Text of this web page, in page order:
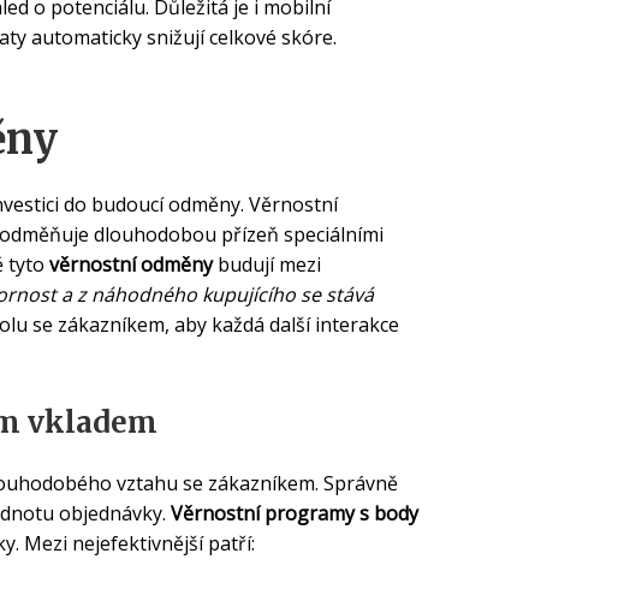
o potenciálu. Důležitá je i mobilní
automaticky snižují celkové skóre.
do budoucí odměny. Věrnostní
dlouhodobou přízeň speciálními
tyto věrnostní odměnybudují mezi
a z náhodného kupujícího se stává
se zákazníkem, aby každá další interakce
vkladem
vztahu se zákazníkem. Správně
objednávky. Věrnostní programy s body
Mezi nejefektivnější patří: